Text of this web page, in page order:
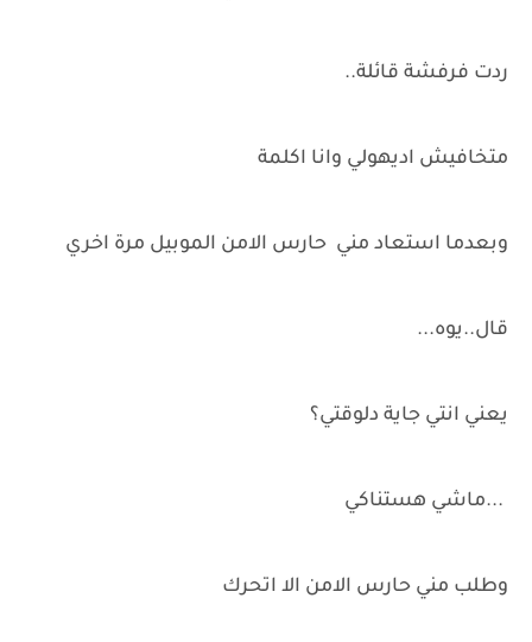
ردت فرفشة قائلة..
متخافيش اديهولي وانا اكلمة
وبعدما استعاد مني حارس الامن الموبيل مرة اخري
قال..يوه...
يعني انتي جاية دلوقتي؟
...ماشي هستناكي
وطلب مني حارس الامن الا اتحرك